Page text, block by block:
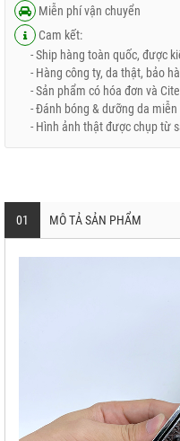
Miễn phí vận chuyển
Cam kết:
- Ship hàng toàn quốc, được
- Hàng công ty, da thật, bảo
- Sản phẩm có hóa đơn và
- Đánh bóng & dưỡng da miễn
- Hình ảnh thật được chụp từ
01 MÔ TẢ SẢN PHẨM